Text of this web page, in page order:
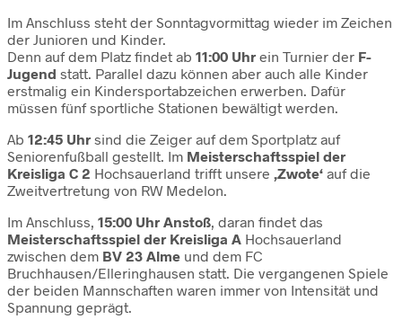
Im Anschluss steht der Sonntagvormittag wieder im Zeichen
der Junioren und Kinder.
Denn auf dem Platz findet ab 11:00 Uhr ein Turnier der F-
Jugend statt. Parallel dazu können aber auch alle Kinder
erstmalig ein Kindersportabzeichen erwerben. Dafür
müssen fünf sportliche Stationen bewältigt werden.
Ab 12:45 Uhr sind die Zeiger auf dem Sportplatz auf
Seniorenfußball gestellt. Im Meisterschaftsspiel der
Kreisliga C 2 Hochsauerland trifft unsere ‚Zwote‘ auf die
Zweitvertretung von RW Medelon.
Im Anschluss, 15:00 Uhr Anstoß, daran findet das
Meisterschaftsspiel der Kreisliga A Hochsauerland
zwischen dem BV 23 Alme und dem FC
Bruchhausen/Elleringhausen statt. Die vergangenen Spiele
der beiden Mannschaften waren immer von Intensität und
Spannung geprägt.